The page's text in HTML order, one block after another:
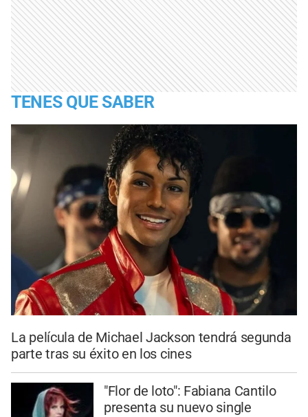
TENES QUE SABER
La película de Michael Jackson tendrá segunda
parte tras su éxito en los cines
"Flor de loto": Fabiana Cantilo
presenta su nuevo single